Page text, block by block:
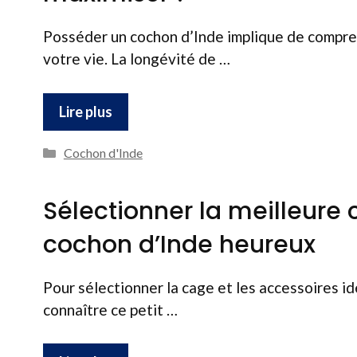
Posséder un cochon d’Inde implique de
votre vie. La longévité de …
Lire plus
Catégories
Cochon d'Inde
Sélectionner la meilleure
cochon d’Inde heureux
Pour sélectionner la cage et les accessoires
connaître ce petit …